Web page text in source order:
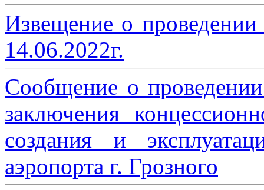
Извещение о
14.06.2022г.
Сообщение о
заключения
создания и
аэропорта г. Грозного